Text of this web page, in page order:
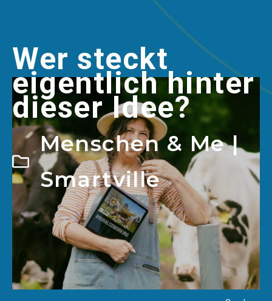
Wer steckt
eigentlich hinter
dieser Idee?
Menschen & Me|
Smartville